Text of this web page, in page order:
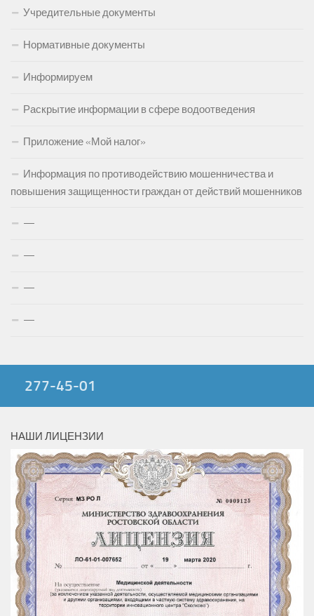
Учредительные документы
Нормативные документы
Информируем
Раскрытие информации в сфере водоотведения
Приложение «Мой налог»
Информация по противодействию мошенничества и
повышения защищенности граждан от действий мошенников
—
—
—
—
277-45-01
НАШИ ЛИЦЕНЗИИ